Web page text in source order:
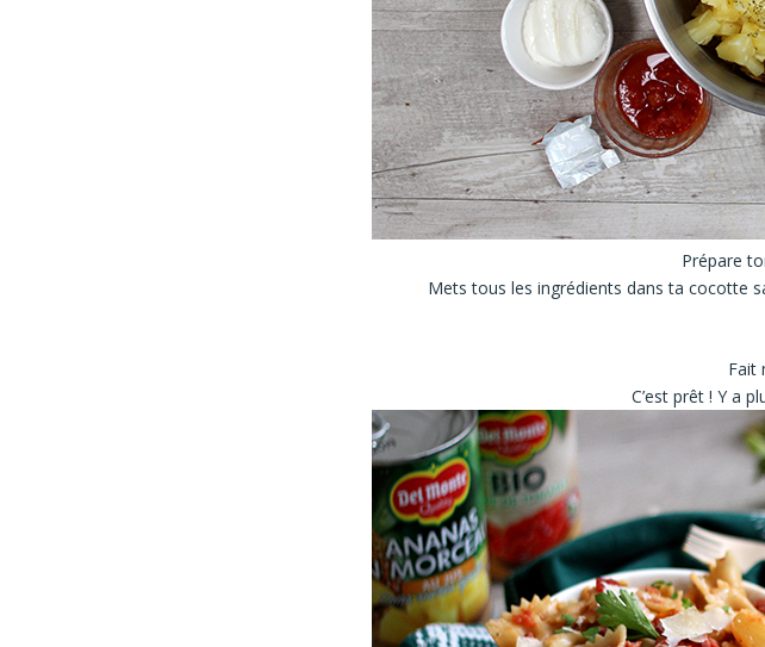
Prépare
Mets tous les ingrédients dans ta cocotte
Fait
C’est prêt ! Y a